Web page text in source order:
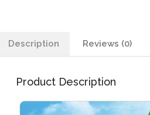
Description Reviews (0)
Product Description